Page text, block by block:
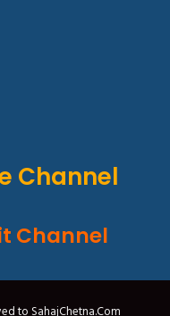
Channel
Channel
to SahajChetna.Com